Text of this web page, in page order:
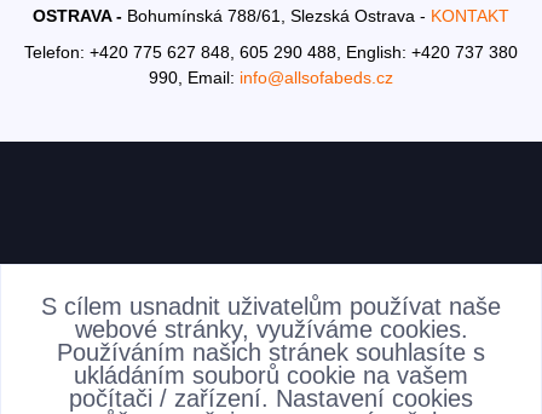
OSTRAVA - Bohumínská 788/61, Slezská Ostrava - KONTAKT
Telefon: +420 775 627 848, 605 290 488, English: +420 737 380
990, Email: info@allsofabeds.cz
AKTUALITY
S cílem usnadnit uživatelům používat naše
webové stránky, využíváme cookies.
Používáním našich stránek souhlasíte s
ukládáním souborů cookie na vašem
počítači / zařízení. Nastavení cookies